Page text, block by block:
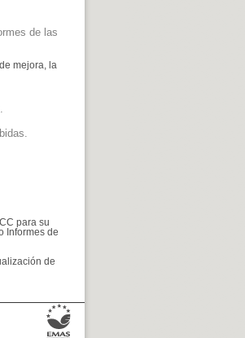
de las
mejora, la
para su
Informes de
de